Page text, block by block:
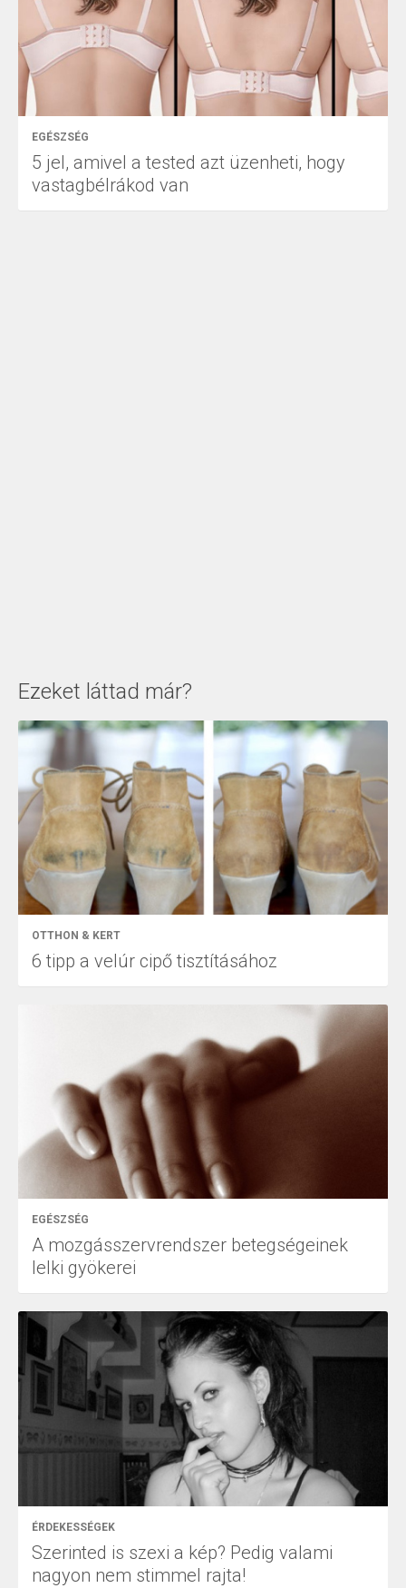
EGÉSZSÉG
5 jel, amivel a tested azt üzenheti, hogy
vastagbélrákod van
Ezeket láttad már?
OTTHON & KERT
6 tipp a velúr cipő tisztításához
EGÉSZSÉG
A mozgásszervrendszer betegségeinek
lelki gyökerei
ÉRDEKESSÉGEK
Szerinted is szexi a kép? Pedig valami
nagyon nem stimmel rajta!